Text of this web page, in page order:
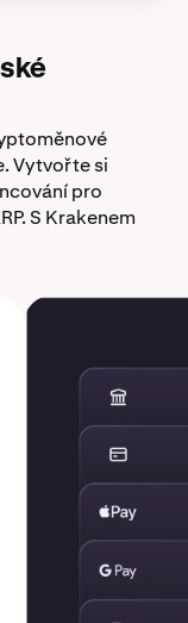
Vytvořte si
pro
S Krakenem